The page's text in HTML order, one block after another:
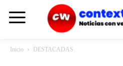
Inicio DESTACADAS